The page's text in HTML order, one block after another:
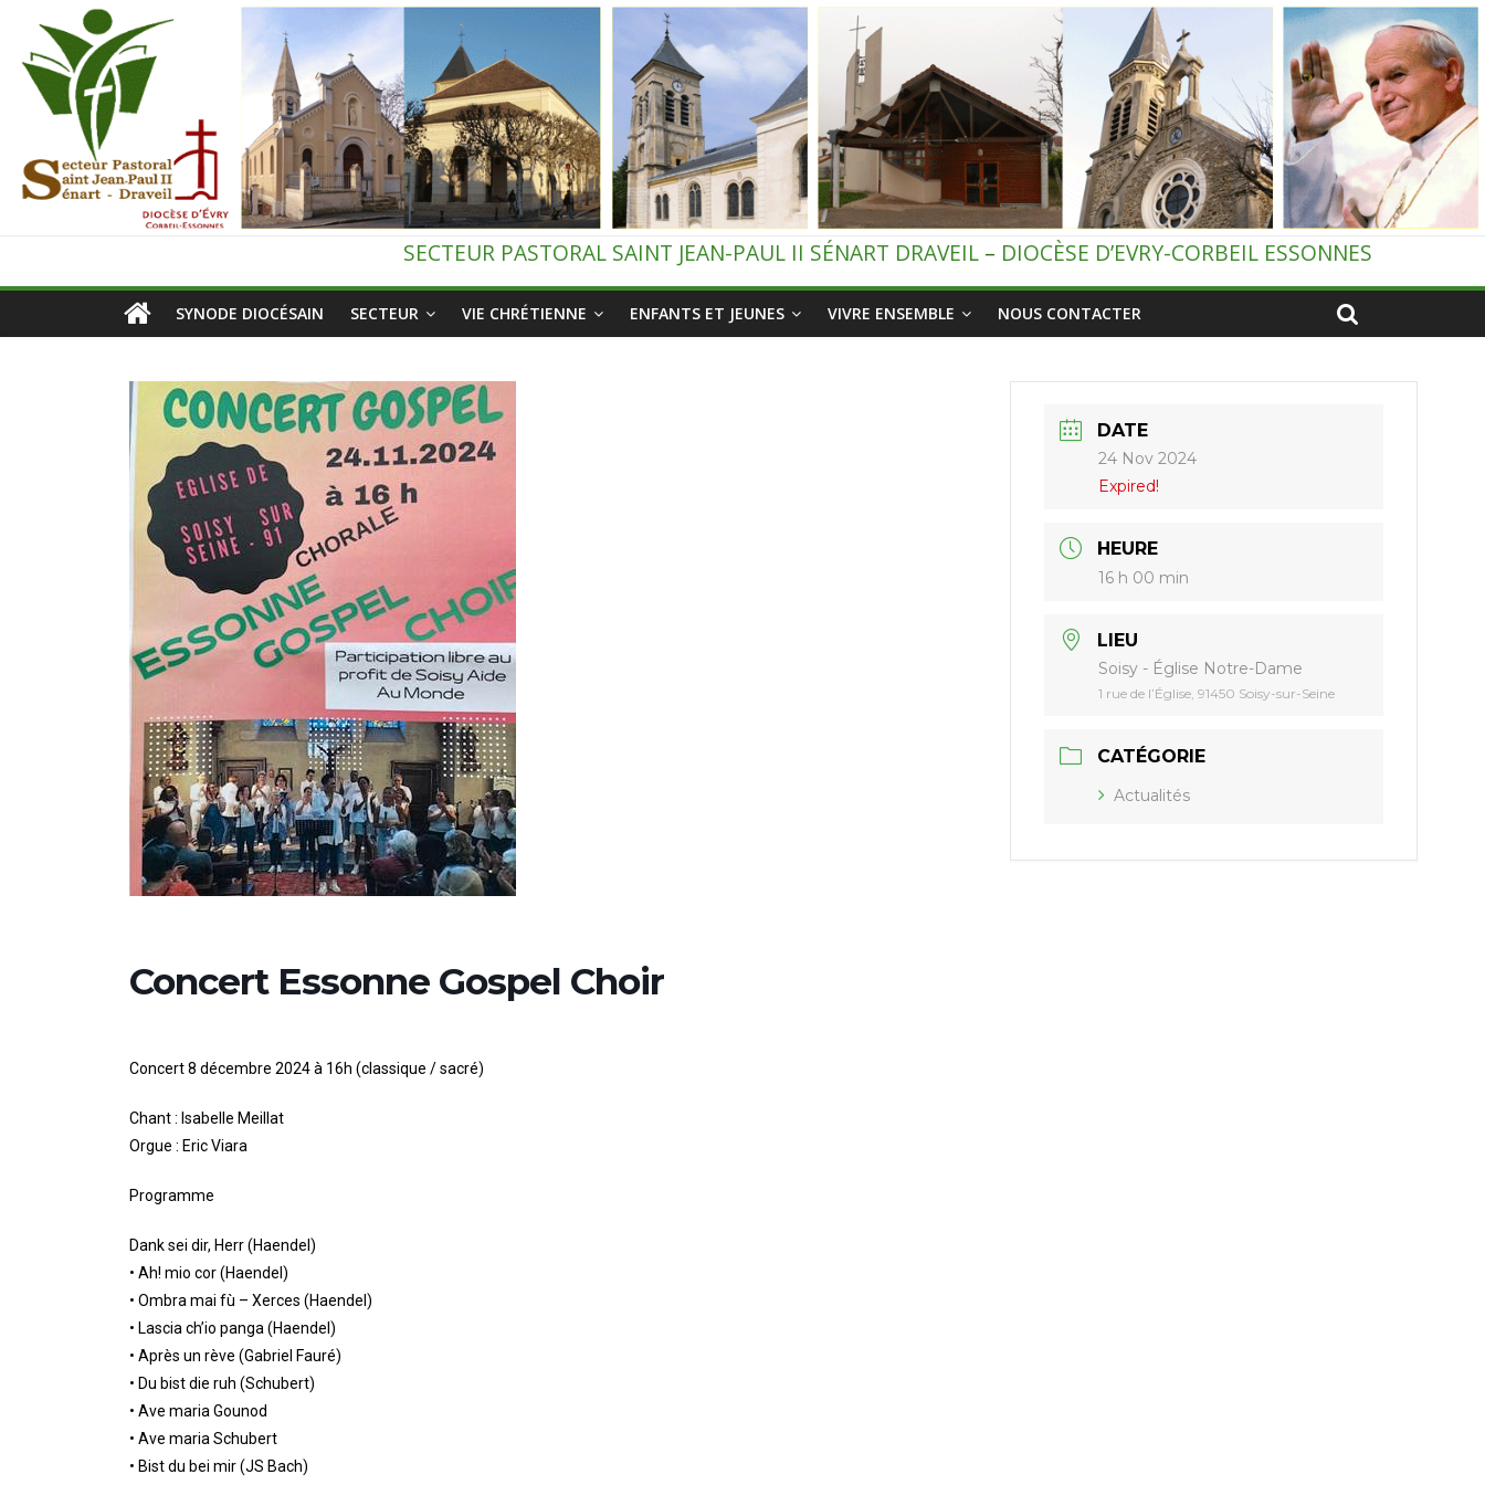
contenu
pastoral
de
Draveil
–
St-
Jean-
Paul
II
SECTEUR PASTORAL SAINT JEAN-PAUL II SÉNART DRAVEIL – DIOCÈSE D’EVRY-CORBEIL ESSONNES
SYNODE DIOCÉSAIN SECTEUR VIE CHRÉTIENNE ENFANTS ET JEUNES VIVRE ENSEMBLE NOUS CONTACTER
Concert Essonne Gospel Choir
Concert 8 décembre 2024 à 16h (classique / sacré)
Chant : Isabelle Meillat
Orgue : Eric Viara
Programme
Dank sei dir, Herr (Haendel)
• Ah! mio cor (Haendel)
• Ombra mai fù – Xerces (Haendel)
• Lascia ch’io panga (Haendel)
• Après un rève (Gabriel Fauré)
• Du bist die ruh (Schubert)
• Ave maria Gounod
• Ave maria Schubert
• Bist du bei mir (JS Bach)
DATE
24 Nov 2024
Expired!
HEURE
16 h 00 min
LIEU
Soisy - Église Notre-Dame
1 rue de l’Église, 91450 Soisy-sur-Seine
CATÉGORIE
Actualités